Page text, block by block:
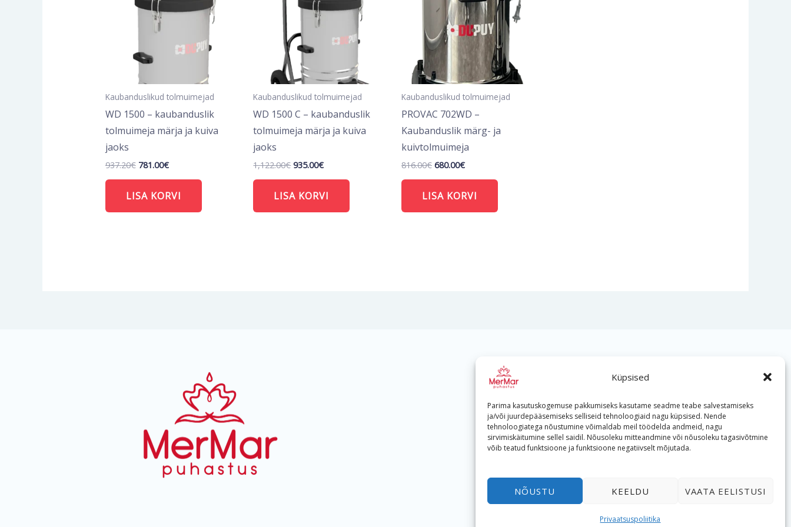
Küpsised
Parima kasutuskogemuse pakkumiseks kasutame seadme teabe salvestamiseks
ja/või juurdepääsemiseks selliseid tehnoloogiaid nagu küpsised. Nende
tehnoloogiatega nõustumine võimaldab meil töödelda andmeid, nagu
sirvimiskäitumine sellel saidil. Nõusoleku mitteandmine või nõusoleku tagasivõtmine
võib teatud funktsioone ja funktsioone negatiivselt mõjutada.
NÕUSTU KEELDU VAATA EELISTUSI
Privaatsuspoliitika
Kaubanduslikud tolmuimejad
WD 1500 – kaubanduslik
tolmuimeja märja ja kuiva
jaoks
937.20€ 781.00€
LISA KORVI
Kaubanduslikud tolmuimejad
WD 1500 C – kaubanduslik
tolmuimeja märja ja kuiva
jaoks
1,122.00€ 935.00€
LISA KORVI
Kaubanduslikud tolmuimejad
PROVAC 702WD –
Kaubanduslik märg- ja
kuivtolmuimeja
816.00€ 680.00€
LISA KORVI
+372 533 400 57
Reg nr. 12784202
E-R 08.00-17.00